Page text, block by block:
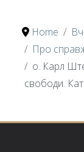
Home
Про
о. Карл
свободи.